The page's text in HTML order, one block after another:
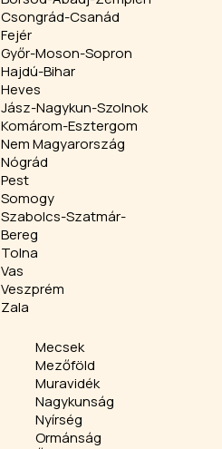
Csongrád-Csanád
Fejér
Győr-Moson-Sopron
Hajdú-Bihar
Heves
Jász-Nagykun-Szolnok
Komárom-Esztergom
Nem Magyarország
Nógrád
Pest
Somogy
Szabolcs-Szatmár-
Bereg
Tolna
Vas
Veszprém
Zala
Mecsek
Mezőföld
Muravidék
Nagykunság
Nyírség
Ormánság